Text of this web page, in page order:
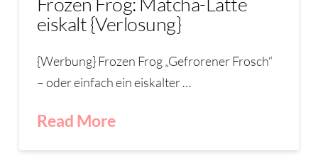
eiskalt {Verlosung}
{Werbung} Frozen Frog „Gefrorener Frosch“
– oder einfach ein eiskalter …
Read More